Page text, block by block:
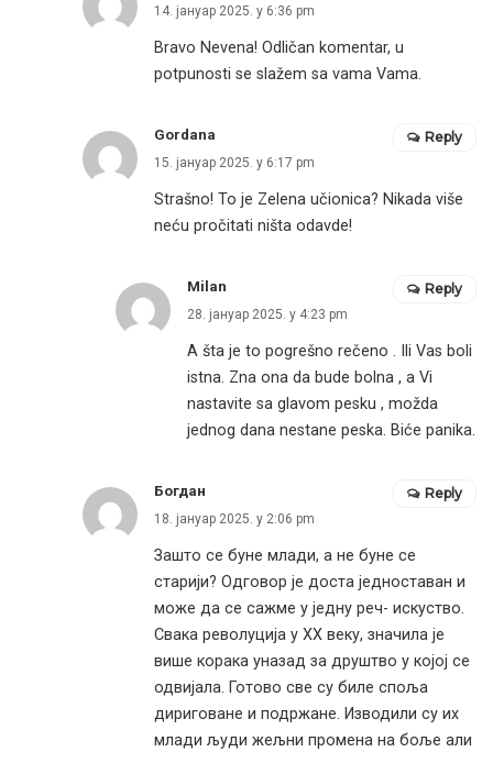
14. јануар 2025. у 6:36 pm
Bravo Nevena! Odličan komentar, u
potpunosti se slažem sa vama Vama.
Gordana
15. јануар 2025. у 6:17 pm
Strašno! To je Zelena učionica? Nikada više
neću pročitati ništa odavde!
Reply
Milan
28. јануар 2025. у 4:23 pm
A šta je to pogrešno rečeno . Ili Vas boli
istna. Zna ona da bude bolna , a Vi
nastavite sa glavom pesku , možda
jednog dana nestane peska. Biće panika.
Reply
Богдан
18. јануар 2025. у 2:06 pm
Зашто се буне млади, а не буне се
старији? Одговор је доста једноставан и
може да се сажме у једну реч- искуство.
Свака револуција у ХХ веку, значила је
више корака уназад за друштво у којој се
одвијала. Готово све су биле споља
дириговане и подржане. Изводили су их
млади људи жељни промена на боље али
Reply